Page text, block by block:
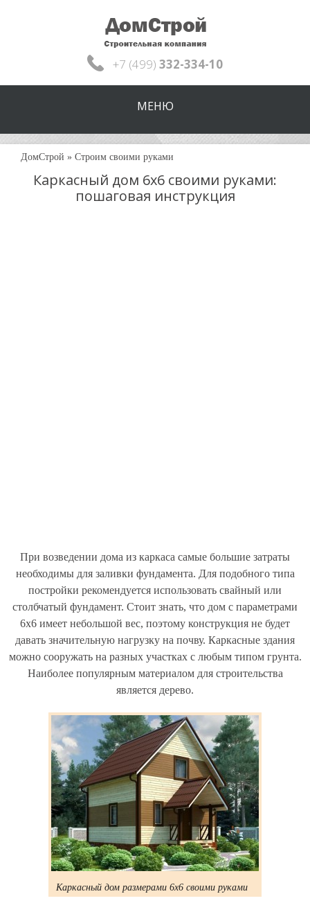
+7 (499) 332-334-10
МЕНЮ
ДомСтрой » Строим своими руками
Каркасный дом 6х6 своими руками:
пошаговая инструкция
При возведении дома из каркаса самые большие затраты
необходимы для заливки фундамента. Для подобного типа
постройки рекомендуется использовать свайный или
столбчатый фундамент. Стоит знать, что дом с параметрами
6х6 имеет небольшой вес, поэтому конструкция не будет
давать значительную нагрузку на почву. Каркасные здания
можно сооружать на разных участках с любым типом грунта.
Наиболее популярным материалом для строительства
является дерево.
Каркасный дом размерами 6х6 своими руками